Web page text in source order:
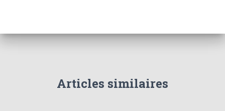
Articles similaires